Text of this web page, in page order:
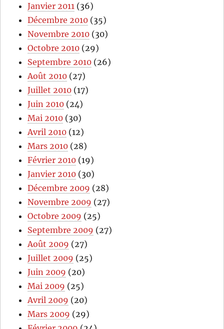
Janvier 2011 (36)
Décembre 2010 (35)
Novembre 2010 (30)
Octobre 2010 (29)
Septembre 2010 (26)
Août 2010 (27)
Juillet 2010 (17)
Juin 2010 (24)
Mai 2010 (30)
Avril 2010 (12)
Mars 2010 (28)
Février 2010 (19)
Janvier 2010 (30)
Décembre 2009 (28)
Novembre 2009 (27)
Octobre 2009 (25)
Septembre 2009 (27)
Août 2009 (27)
Juillet 2009 (25)
Juin 2009 (20)
Mai 2009 (25)
Avril 2009 (20)
Mars 2009 (29)